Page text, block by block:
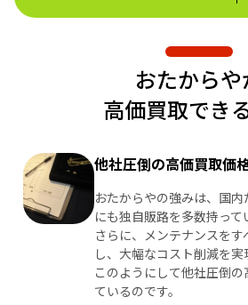
おたからや
高価買取でき
他社圧倒の高価買取価
おたからやの強みは、国
にも独自販路を多数持って
さらに、メンテナンスをす
し、大幅なコスト削減を実
このようにして他社圧倒の
ているのです。